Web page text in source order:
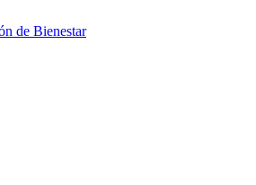
de Bienestar